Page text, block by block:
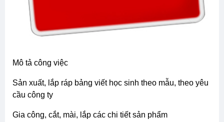
mô tả công việc
sản xuất, lắp ráp bảng viết học sinh theo mẫu, theo yêu
cầu công ty
gia công, cắt, mài, lắp các chi tiết sản phẩm